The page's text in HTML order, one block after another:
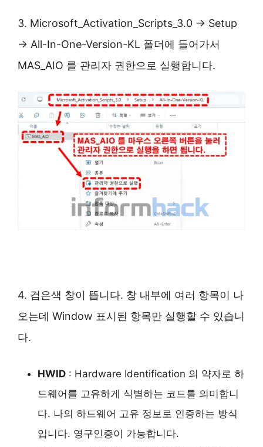
3. Microsoft_Activation_Scripts_3.0 → Setup
→ All-In-One-Version-KL 폴더에 들어가서
MAS_AIO 를 관리자 권한으로 실행합니다.
4. 검은색 창이 뜹니다. 창 내부에 여러 항목이 나
오는데 Window 표시된 항목만 실행할 수 있습니
다.
HWID : Hardware Identification 의 약자로 하
드웨어를 고유하게 식별하는 코드를 의미합니
다. 나의 하드웨어 고유 정보로 인증하는 방식
입니다. 영구인증이 가능합니다.